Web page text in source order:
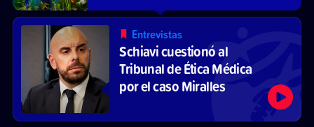
Entrevistas
Schiavi cuestionó al
Tribunal de Ética Médica
por el caso Miralles